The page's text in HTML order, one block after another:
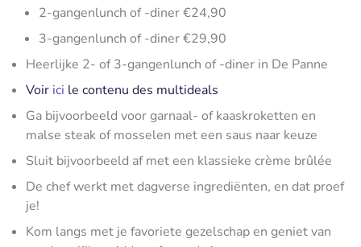
2-gangenlunch of -diner €24,90
3-gangenlunch of -diner €29,90
Heerlijke 2- of 3-gangenlunch of -diner in De Panne
Voir ici le contenu des multideals
Ga bijvoorbeeld voor garnaal- of kaaskroketten en
malse steak of mosselen met een saus naar keuze
Sluit bijvoorbeeld af met een klassieke crème brûlée
De chef werkt met dagverse ingrediënten, en dat proef
je!
Kom langs met je favoriete gezelschap en geniet van